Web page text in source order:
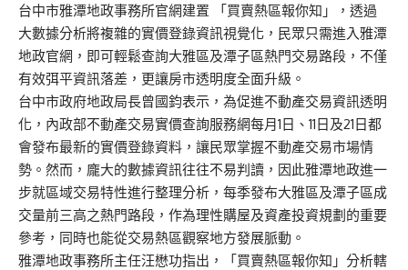
台中市雅潭地政事務所官網建置 「買賣熱區報你知」，透過
大數據分析將複雜的實價登錄資訊視覺化，民眾只需進入雅潭
地政官網，即可輕鬆查詢大雅區及潭子區熱門交易路段，不僅
有效弭平資訊落差，更讓房市透明度全面升級。
台中市政府地政局長曾國鈞表示，為促進不動產交易資訊透明
化，內政部不動產交易實價查詢服務網每月1日、11日及21日都
會發布最新的實價登錄資料，讓民眾掌握不動產交易市場情
勢。然而，龐大的數據資訊往往不易判讀，因此雅潭地政進一
步就區域交易特性進行整理分析，每季發布大雅區及潭子區成
交量前三高之熱門路段，作為理性購屋及資產投資規劃的重要
參考，同時也能從交易熱區觀察地方發展脈動。
雅潭地政事務所主任汪懋功指出，「買賣熱區報你知」分析轄